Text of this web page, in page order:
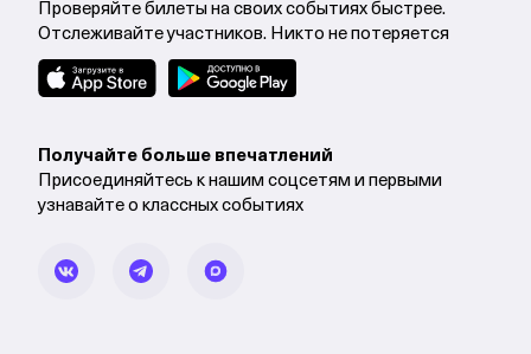
Проверяйте билеты на своих событиях быстрее.
Отслеживайте участников. Никто не потеряется
Получайте больше впечатлений
Присоединяйтесь к нашим соцсетям и первыми
узнавайте о классных событиях